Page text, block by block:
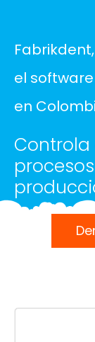
Fabrikdent,
el
en